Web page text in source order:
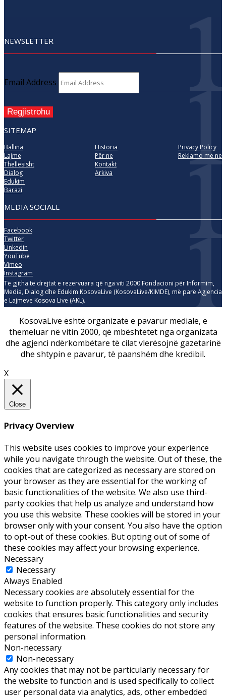
NEWSLETTER
Email Address
Regjistrohu
SITEMAP
Ballina
Lajme
Thellësisht
Dialog
Edukim
Barazi
Historia
Për ne
Kontakt
Arkiva
Privacy Policy
Reklamo me ne
MEDIA SOCIALE
Facebook
Twitter
Linkedin
YouTube
Vimeo
Instagram
Të gjitha të drejtat e rezervuara që nga viti 2000 Fondacioni për Informim,
Media, Dialog dhe Edukim KosovaLive (KosovaLive/KIMDE), më parë Agjencia
e Lajmeve Kosova Live (AKL).
KosovaLive është organizatë e pavarur mediale, e
themeluar në vitin 2000, që mbështetet nga organizata
dhe agjenci ndërkombëtare të cilat vlerësojnë gazetarinë
dhe shtypin e pavarur, të paanshëm dhe kredibil.
X
Close
Privacy Overview
This website uses cookies to improve your experience
while you navigate through the website. Out of these, the
cookies that are categorized as necessary are stored on
your browser as they are essential for the working of
basic functionalities of the website. We also use third-
party cookies that help us analyze and understand how
you use this website. These cookies will be stored in your
browser only with your consent. You also have the option
to opt-out of these cookies. But opting out of some of
these cookies may affect your browsing experience.
Necessary
Necessary
Always Enabled
Necessary cookies are absolutely essential for the
website to function properly. This category only includes
cookies that ensures basic functionalities and security
features of the website. These cookies do not store any
personal information.
Non-necessary
Non-necessary
Any cookies that may not be particularly necessary for
the website to function and is used specifically to collect
user personal data via analytics, ads, other embedded